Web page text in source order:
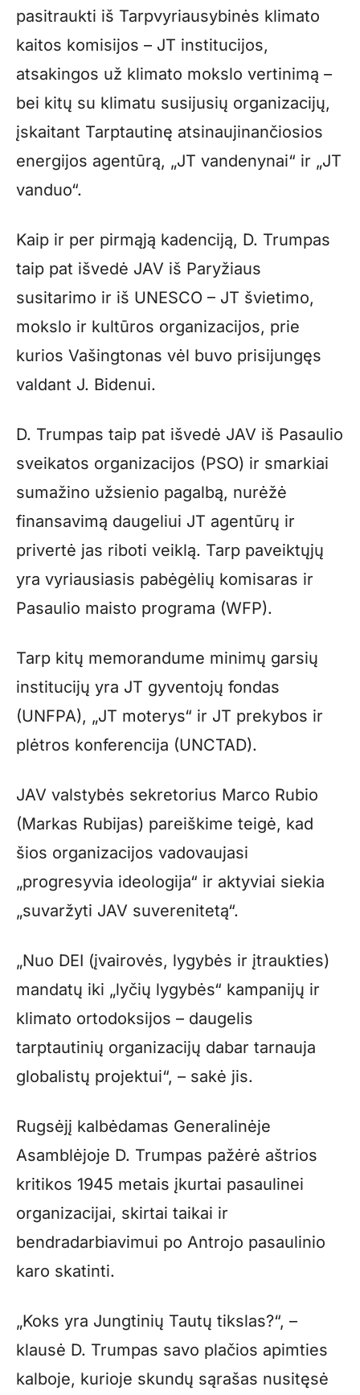
pasitraukti iš Tarpvyriausybinės klimato
kaitos komisijos – JT institucijos,
atsakingos už klimato mokslo vertinimą –
bei kitų su klimatu susijusių organizacijų,
įskaitant Tarptautinę atsinaujinančiosios
energijos agentūrą, „JT vandenynai“ ir „JT
vanduo“.
Kaip ir per pirmąją kadenciją, D. Trumpas
taip pat išvedė JAV iš Paryžiaus
susitarimo ir iš UNESCO – JT švietimo,
mokslo ir kultūros organizacijos, prie
kurios Vašingtonas vėl buvo prisijungęs
valdant J. Bidenui.
D. Trumpas taip pat išvedė JAV iš Pasaulio
sveikatos organizacijos (PSO) ir smarkiai
sumažino užsienio pagalbą, nurėžė
finansavimą daugeliui JT agentūrų ir
privertė jas riboti veiklą. Tarp paveiktųjų
yra vyriausiasis pabėgėlių komisaras ir
Pasaulio maisto programa (WFP).
Tarp kitų memorandume minimų garsių
institucijų yra JT gyventojų fondas
(UNFPA), „JT moterys“ ir JT prekybos ir
plėtros konferencija (UNCTAD).
JAV valstybės sekretorius Marco Rubio
(Markas Rubijas) pareiškime teigė, kad
šios organizacijos vadovaujasi
„progresyvia ideologija“ ir aktyviai siekia
„suvaržyti JAV suverenitetą“.
„Nuo DEI (įvairovės, lygybės ir įtraukties)
mandatų iki „lyčių lygybės“ kampanijų ir
klimato ortodoksijos – daugelis
tarptautinių organizacijų dabar tarnauja
globalistų projektui“, – sakė jis.
Rugsėjį kalbėdamas Generalinėje
Asamblėjoje D. Trumpas pažėrė aštrios
kritikos 1945 metais įkurtai pasaulinei
organizacijai, skirtai taikai ir
bendradarbiavimui po Antrojo pasaulinio
karo skatinti.
„Koks yra Jungtinių Tautų tikslas?“, –
klausė D. Trumpas savo plačios apimties
kalboje, kurioje skundų sąrašas nusitęsė